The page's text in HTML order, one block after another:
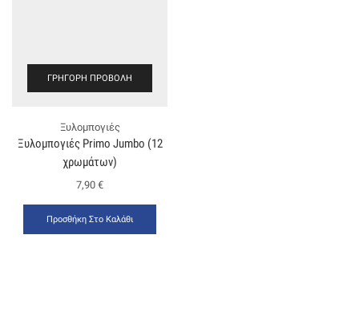
ΓΡΉΓΟΡΗ ΠΡΟΒΟΛΉ
Ξυλομπογιές
Ξυλομπογιές Primo Jumbo (12
χρωμάτων)
7,90 €
Προσθήκη Στο Καλάθι